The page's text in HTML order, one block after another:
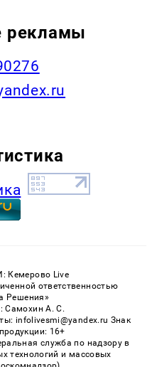
рекламы
Кемерово Live
ответственностью
Решения»
Самохин А. С.
infolivesmi@yandex.ru Знак
16+
служба по надзору в
технологий и массовых